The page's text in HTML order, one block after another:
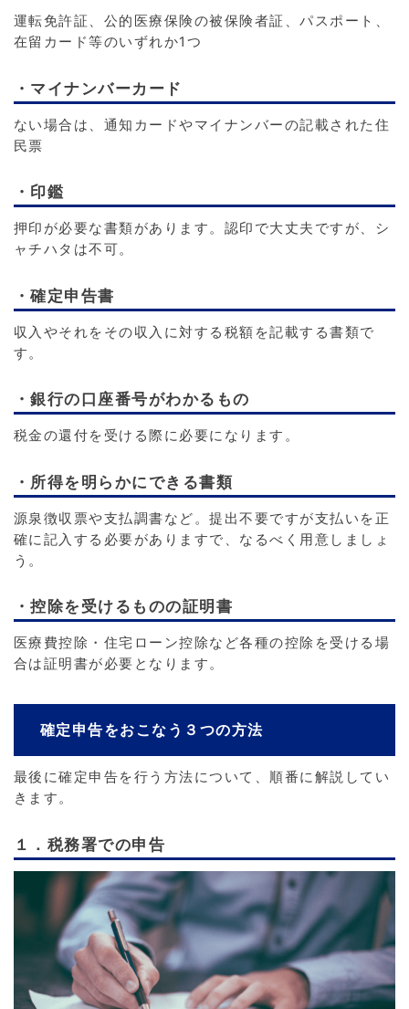
運転免許証、公的医療保険の被保険者証、パスポート、
在留カード等のいずれか1つ
・マイナンバーカード
ない場合は、通知カードやマイナンバーの記載された住
民票
・印鑑
押印が必要な書類があります。認印で大丈夫ですが、シ
ャチハタは不可。
・確定申告書
収入やそれをその収入に対する税額を記載する書類で
す。
・銀行の口座番号がわかるもの
税金の還付を受ける際に必要になります。
・所得を明らかにできる書類
源泉徴収票や支払調書など。提出不要ですが支払いを正
確に記入する必要がありますで、なるべく用意しましょ
う。
・控除を受けるものの証明書
医療費控除・住宅ローン控除など各種の控除を受ける場
合は証明書が必要となります。
確定申告をおこなう３つの方法
最後に確定申告を行う方法について、順番に解説してい
きます。
１．税務署での申告